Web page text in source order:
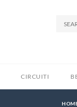
CIRCUITI